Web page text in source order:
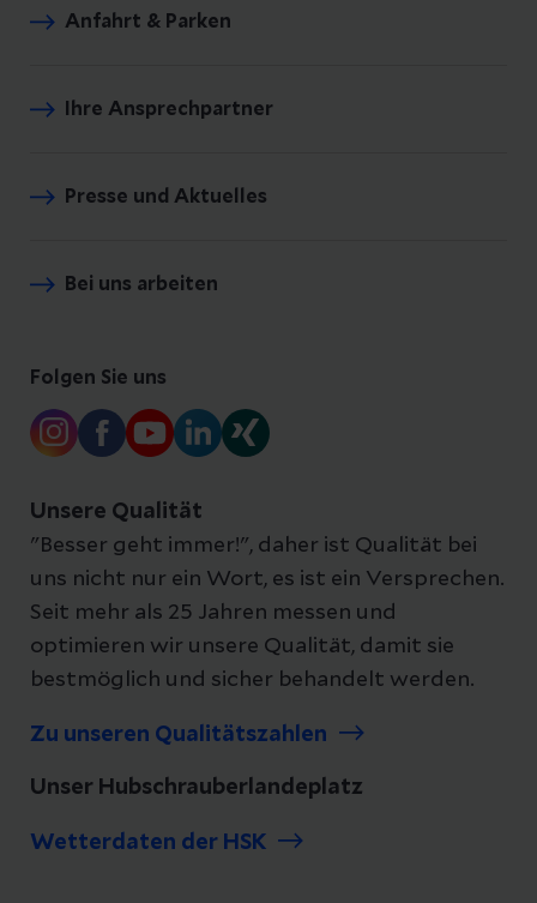
Anfahrt & Parken
Ihre Ansprechpartner
Presse und Aktuelles
Bei uns arbeiten
Folgen Sie uns
Unsere Qualität
"Besser geht immer!", daher ist Qualität bei
uns nicht nur ein Wort, es ist ein Versprechen.
Seit mehr als 25 Jahren messen und
optimieren wir unsere Qualität, damit sie
bestmöglich und sicher behandelt werden.
Zu unseren Qualitätszahlen
Unser Hubschrauberlandeplatz
Wetterdaten der HSK